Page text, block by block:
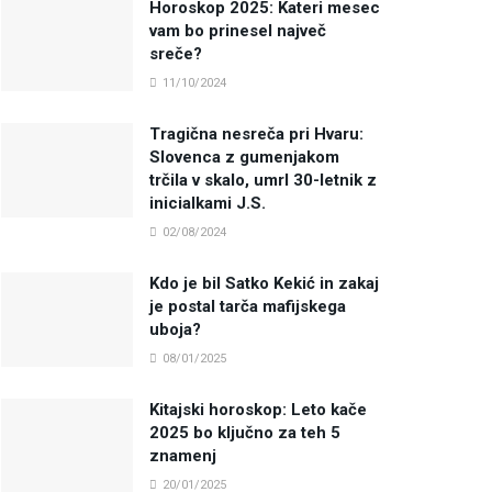
Horoskop 2025: Kateri mesec
vam bo prinesel največ
sreče?
11/10/2024
Tragična nesreča pri Hvaru:
Slovenca z gumenjakom
trčila v skalo, umrl 30-letnik z
inicialkami J.S.
02/08/2024
Kdo je bil Satko Kekić in zakaj
je postal tarča mafijskega
uboja?
08/01/2025
Kitajski horoskop: Leto kače
2025 bo ključno za teh 5
znamenj
20/01/2025